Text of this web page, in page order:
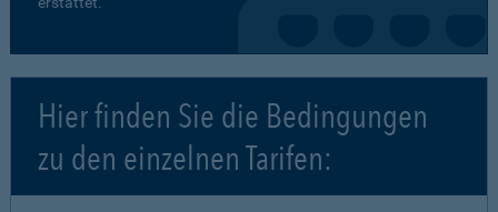
Hier finden Sie die Bedingungen
zu den einzelnen Tarifen: